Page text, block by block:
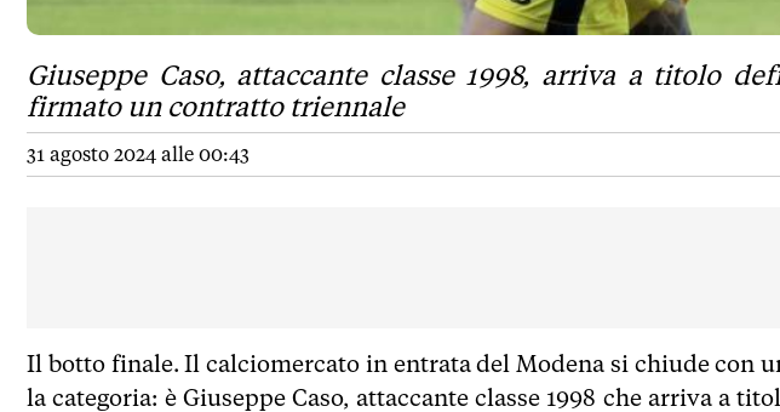
Giuseppe Caso, attaccante classe 1998, arriva a titolo
firmato un contratto triennale
31 agosto 2024 alle 00:43
Il botto finale. Il calciomercato in entrata del Modena si chiude con
la categoria: è Giuseppe Caso, attaccante classe 1998 che arriva a